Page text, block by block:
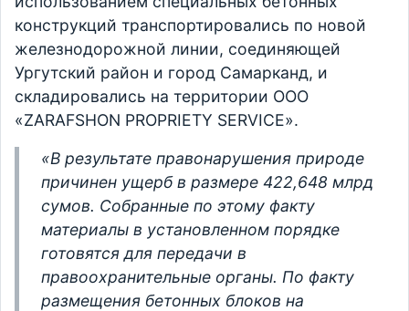
конструкций транспортировались по новой
железнодорожной линии, соединяющей
Ургутский район и город Самарканд, и
складировались на территории ООО
«ZARAFSHON PROPRIETY SERVICE».
«В результате правонарушения природе
причинен ущерб в размере 422,648 млрд
сумов. Собранные по этому факту
материалы в установленном порядке
готовятся для передачи в
правоохранительные органы. По факту
размещения бетонных блоков на